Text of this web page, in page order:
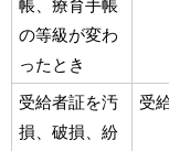
帳、療育手帳
の等級が変わ
ったとき
受給者証を汚
損、破損、紛
受